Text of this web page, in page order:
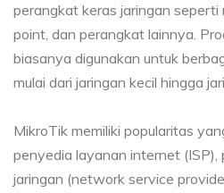
perangkat keras jaringan seperti
point, dan perangkat lainnya.
biasanya digunakan untuk
mulai dari jaringan kecil hingga
MikroTik memiliki popularitas
penyedia layanan internet (ISP),
jaringan (network service